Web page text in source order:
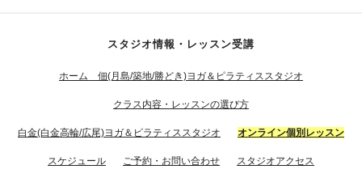
スタジオ情報・レッスン受講
ホーム 佃(月島/築地/勝どき)ヨガ＆ピラティススタジオ
クラス内容・レッスンの選び方
白金(白金高輪/広尾)ヨガ＆ピラティススタジオ オンライン個別レッスン
スケジュール ご予約・お問い合わせ スタジオアクセス